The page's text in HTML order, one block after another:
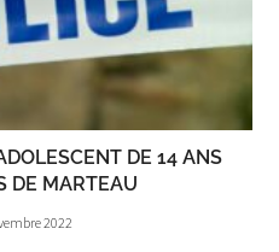
DE 14 ANS
DE MARTEAU
2022